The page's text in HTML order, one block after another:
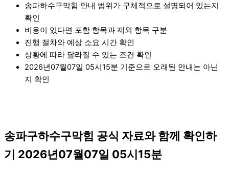
송파하수구막힘 안내 범위가 구체적으로 설명되어 있는지
확인
비용이 있다면 포함 항목과 제외 항목 구분
진행 절차와 예상 소요 시간 확인
상황에 따라 달라질 수 있는 조건 확인
2026년07월07일 05시15분 기준으로 오래된 안내는 아닌
지 확인
송파구하수구막힘 공식 자료와 함께 확인하
기 2026년07월07일 05시15분